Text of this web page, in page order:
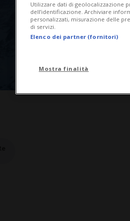
Utilizzare dati di geolocalizzazione
dell’identificazione. Archiviare
personalizzati, misurazione delle
di servizi.
Elenco dei partner (fornitori)
Mostra finalità